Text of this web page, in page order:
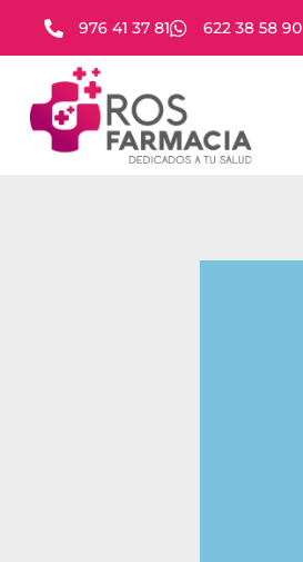
976 41 37 81 622 38 58 90